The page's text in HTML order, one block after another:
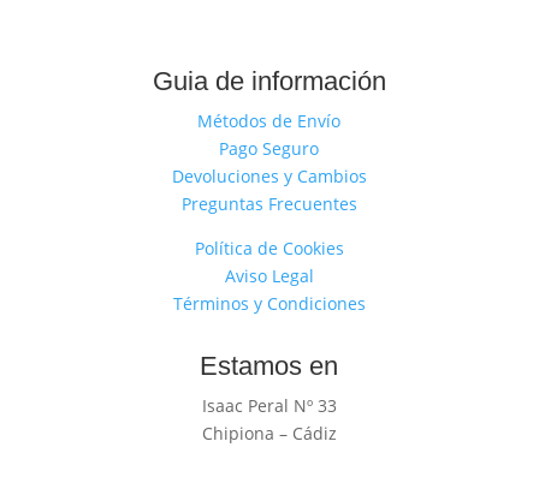
Guia de información
Métodos de Envío
Pago Seguro
Devoluciones y Cambios
Preguntas Frecuentes
Política de Cookies
Aviso Legal
Términos y Condiciones
Estamos en
Isaac Peral Nº 33
Chipiona – Cádiz